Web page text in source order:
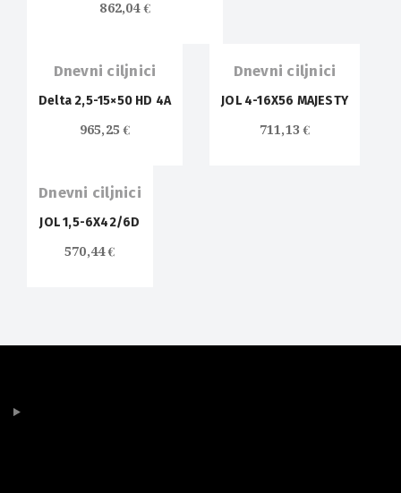
862,04€
Dnevni ciljnici
Delta 2,5-15×50 HD 4A
965,25€
Dnevni ciljnici
JOL 4-16X56 MAJESTY
711,13€
Dnevni ciljnici
JOL 1,5-6X42/6D
570,44€